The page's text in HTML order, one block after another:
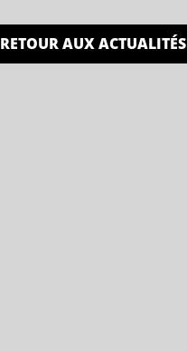
RETOUR AUX ACTUALITÉS